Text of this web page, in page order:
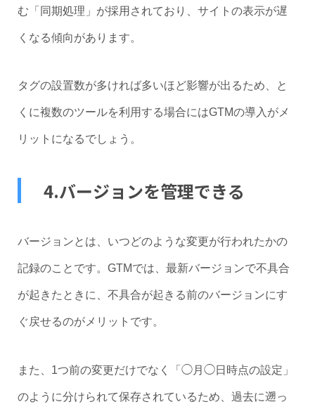
む「同期処理」が採用されており、サイトの表示が遅
くなる傾向があります。
タグの設置数が多ければ多いほど影響が出るため、と
くに複数のツールを利用する場合にはGTMの導入がメ
リットになるでしょう。
4.バージョンを管理できる
バージョンとは、いつどのような変更が行われたかの
記録のことです。GTMでは、最新バージョンで不具合
が起きたときに、不具合が起きる前のバージョンにす
ぐ戻せるのがメリットです。
また、1つ前の変更だけでなく「◯月◯日時点の設定」
のように分けられて保存されているため、過去に遡っ